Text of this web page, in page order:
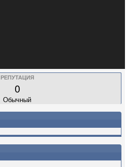
РЕПУТАЦИЯ
0
Обычный